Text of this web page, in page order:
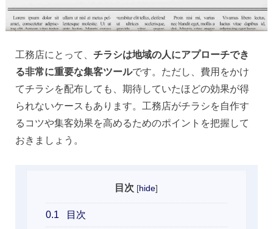
工務店にとって、チラシは地域の人にアプローチでき
る非常に重要な集客ツールです。ただし、費用をかけ
てチラシを配布しても、期待していたほどの効果が得
られないケースもあります。工務店がチラシを自作す
るコツや集客効果を高めるためのポイントを把握して
おきましょう。
目次 [hide]
0.1 目次